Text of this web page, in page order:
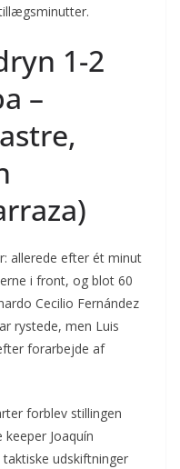
1-2
–
allerede efter ét minut
i front, og blot 60
Cecilio Fernández
rystede, men Luis
forarbejde af
forblev stillingen
Joaquín
udskiftninger